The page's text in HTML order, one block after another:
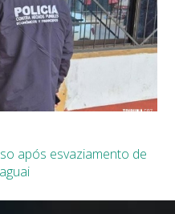
após esvaziamento de